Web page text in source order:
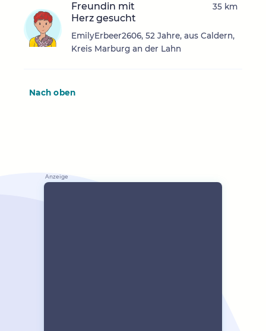
Freundin mit
Herz gesucht
EmilyErbeer2606, 52 Jahre, aus Caldern,
Kreis Marburg an der Lahn
35 km
Nach oben